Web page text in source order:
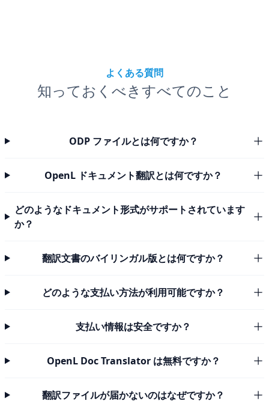
よくある質問
知っておくべきすべてのこと
ODP ファイルとは何ですか？
OpenL ドキュメント翻訳とは何ですか？
どのようなドキュメント形式がサポートされています
か？
翻訳文書のバイリンガル版とは何ですか？
どのような支払い方法が利用可能ですか？
支払い情報は安全ですか？
OpenL Doc Translator は無料ですか？
翻訳ファイルが届かないのはなぜですか？